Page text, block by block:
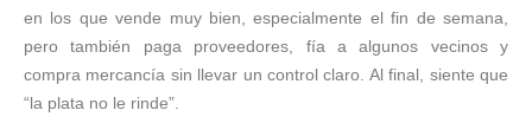
en los que vende muy bien, especialmente el fin de semana,
pero también paga proveedores, fía a algunos vecinos y
compra mercancía sin llevar un control claro. Al final, siente que
“la plata no le rinde”.